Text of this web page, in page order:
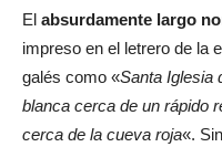
El absurdamente largo
impreso en el letrero de la
galés como «Santa Iglesia
blanca cerca de un rápido
cerca de la cueva roja«.